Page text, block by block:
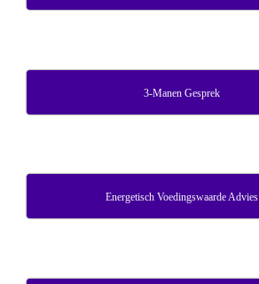
3-Manen Gesprek
Energetisch Voedingswaarde Advies